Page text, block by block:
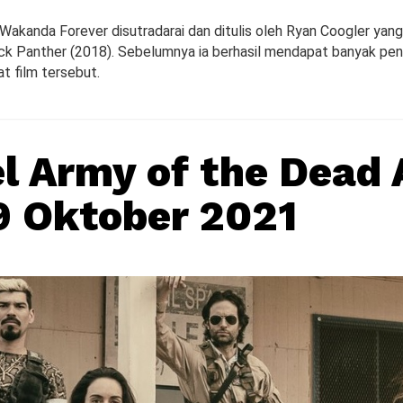
Forever disutradarai dan ditulis oleh Ryan Coogler
Panther (2018). Sebelumnya ia berhasil mendapat banyak
film tersebut.
Army of the Dead
Oktober 2021